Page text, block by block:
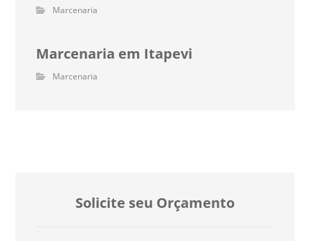
Marcenaria
Marcenaria em Itapevi
Marcenaria
Solicite seu Orçamento